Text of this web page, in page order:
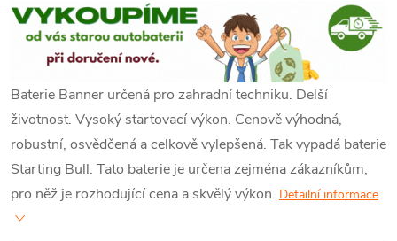
Baterie Banner určená pro zahradní techniku. Delší
životnost. Vysoký startovací výkon. Cenově výhodná,
robustní, osvědčená a celkově vylepšená. Tak vypadá baterie
Starting Bull. Tato baterie je určena zejména zákazníkům,
pro něž je rozhodující cena a skvělý výkon. Detailní informace